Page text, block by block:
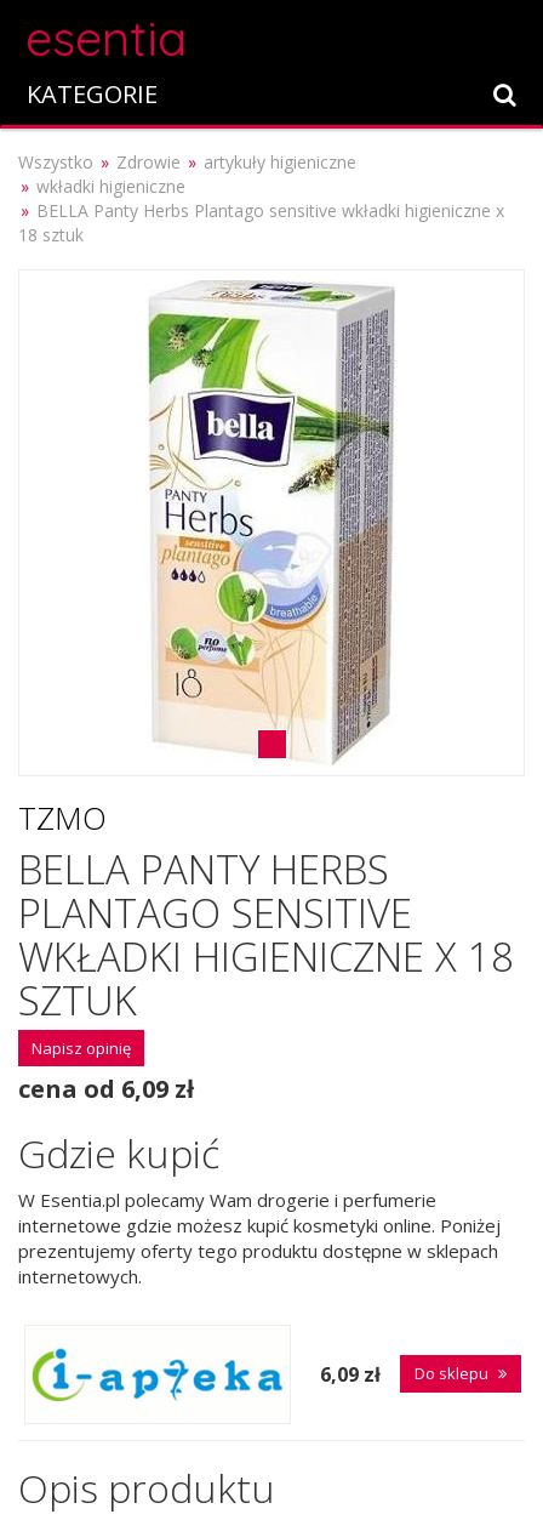
esentia
KATEGORIE
Wszystko Zdrowie
artykuły higieniczne
wkładki higieniczne
BELLA Panty Herbs Plantago sensitive wkładki higieniczne x
18 sztuk
TZMO
BELLA PANTY HERBS
PLANTAGO SENSITIVE
WKŁADKI HIGIENICZNE X 18
SZTUK
Napisz opinię
cena od 6,09 zł
Gdzie kupić
W Esentia.pl polecamy Wam drogerie i perfumerie
internetowe gdzie możesz kupić kosmetyki online. Poniżej
prezentujemy oferty tego produktu dostępne w sklepach
internetowych.
6,09 zł Do sklepu
Opis produktu